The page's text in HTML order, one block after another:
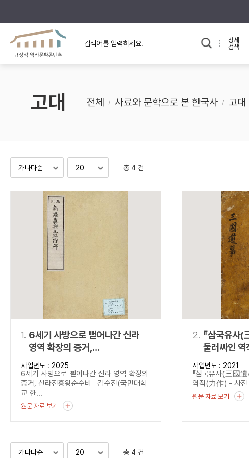
규장각의 어제와 오늘
규장각 소개영상
사료와 문학으로 본
고대
조선 후기
교
상세
검색
설명
“정조”와 “정약용”이 동
“정조” 또는 “정약용”이
정조 NOT 정약용
“정조”가 나온 후 “정약
동시에 여러 개의 연산자를 사용할 수 있습니다.
고대 전체 사료와 문학으로 본 한국사 고대
총 4 건
1. 6세기 사방으로 뻗어나간 신라
영역 확장의 증거,
신라진흥왕순수비
사업년도 : 2025
6세기 사방으로 뻗어나간 신라 영역 확장의
증거, 신라진흥왕순수비 김수진(국민대학
교 한...
원문 자료 보기
2. 『삼국유사
둘러싸인
사업년도 : 2021
『삼국유사(三國
역작(力作) - 사진
원문 자료 보기
총 4 건